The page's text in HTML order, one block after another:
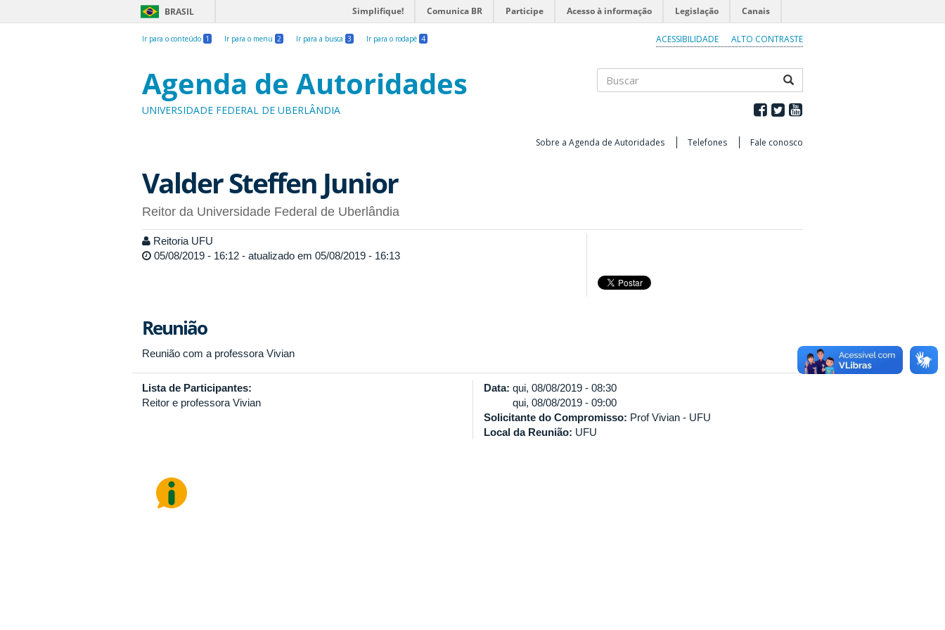
BRASIL Simplifique! Comunica BR Participe Acesso à informação Legislação Canais
Ir para o conteúdo 1 Ir para o menu 2 Ir para a busca 3 Ir para o rodapé 4 ACESSIBILIDADE ALTO CONTRASTE
Agenda de Autoridades
UNIVERSIDADE FEDERAL DE UBERLÂNDIA
Sobre a Agenda de Autoridades Telefones Fale conosco
Valder Steffen Junior
Reitor da Universidade Federal de Uberlândia
Reitoria UFU
05/08/2019 - 16:12 - atualizado em 05/08/2019 - 16:13
Reunião
Reunião com a professora Vivian
Lista de Participantes:
Reitor e professora Vivian
Data: qui, 08/08/2019 - 08:30
qui, 08/08/2019 - 09:00
Solicitante do Compromisso: Prof Vivian - UFU
Local da Reunião: UFU